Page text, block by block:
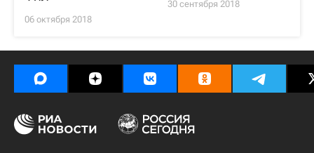
06 октября 2018
30 сентября 2018